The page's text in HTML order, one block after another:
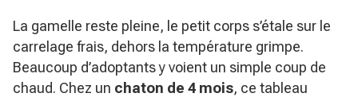
La gamelle reste pleine, le petit corps s’étale sur le
carrelage frais, dehors la température grimpe.
Beaucoup d’adoptants y voient un simple coup de
chaud. Chez un chaton de 4 mois, ce tableau